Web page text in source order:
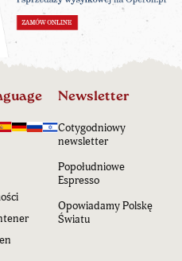
Newsletter
Cotygodniowy
newsletter
Popołudniowe
Espresso
Opowiadamy Polskę
Światu